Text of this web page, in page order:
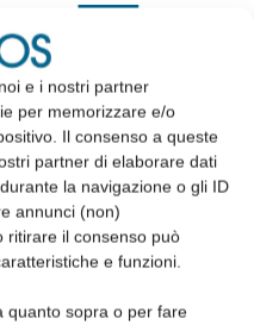
e i nostri partner
per memorizzare e/o
Il consenso a queste
partner di elaborare dati
la navigazione o gli ID
annunci (non)
ritirare il consenso può
e funzioni.
quanto sopra o per fare